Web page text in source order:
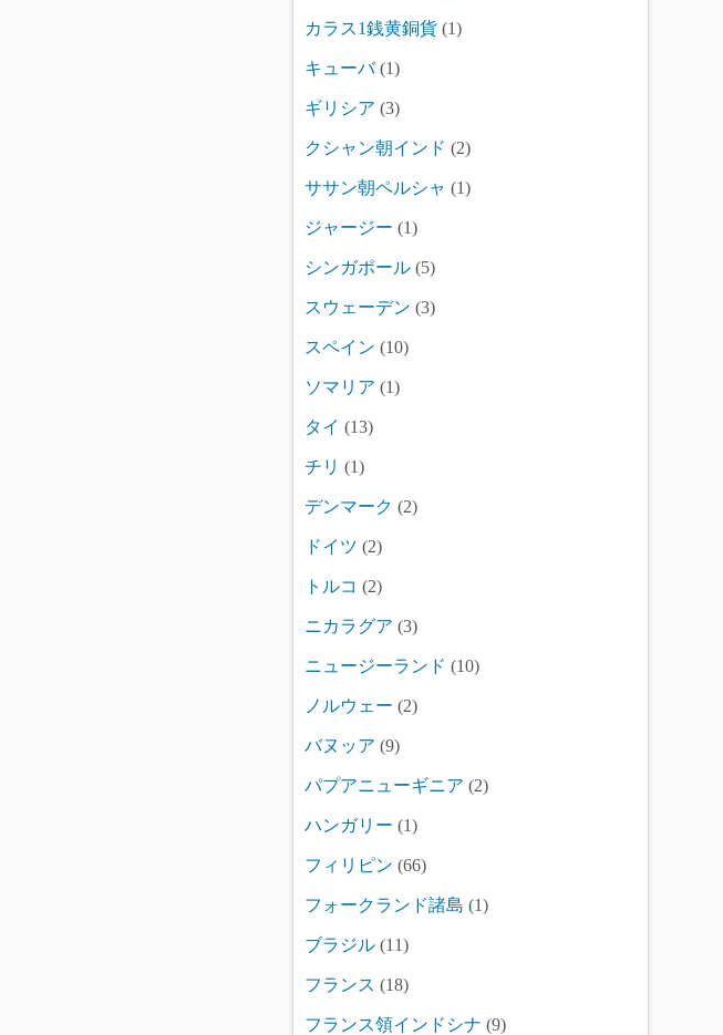
カラス1銭黄銅貨 (1)
キューバ(1)
ギリシア (3)
クシャン朝インド (2)
ササン朝ペルシャ (1)
ジャージー (1)
シンガポール (5)
スウェーデン (3)
スペイン (10)
ソマリア (1)
タイ (13)
チリ (1)
デンマーク (2)
ドイツ (2)
トルコ (2)
ニカラグア (3)
ニュージーランド (10)
ノルウェー (2)
バヌッア (9)
パプアニューギニア (2)
ハンガリー (1)
フィリピン (66)
フォークランド諸島 (1)
ブラジル (11)
フランス (18)
フランス領インドシナ (9)